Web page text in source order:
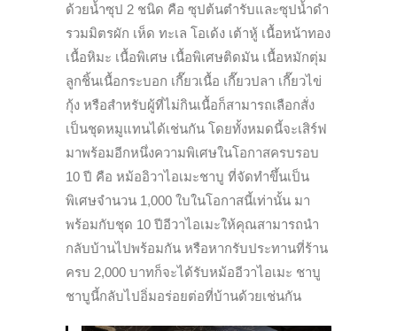
ด้วยน้ำซุป 2 ชนิด คือ ซุปต้นตำรับและซุปน้ำดำ
รวมมิตรผัก เห็ด ทะเล โอเด้ง เต้าหู้ เนื้อหน้าทอง
เนื้อหิมะ เนื้อพิเศษ เนื้อพิเศษติดมัน เนื้อหมักตุ่ม
ลูกชิ้นเนื้อกระบอก เกี๊ยวเนื้อ เกี๊ยวปลา เกี๊ยวไข่
กุ้ง หรือสำหรับผู้ที่ไม่กินเนื้อก็สามารถเลือกสั่ง
เป็นชุดหมูแทนได้เช่นกัน โดยทั้งหมดนี้จะเสิร์ฟ
มาพร้อมอีกหนึ่งความพิเศษในโอกาสครบรอบ
10 ปี คือ หม้ออิวาไอเมะชาบู ที่จัดทำขึ้นเป็น
พิเศษจำนวน 1,000 ใบในโอกาสนี้เท่านั้น มา
พร้อมกับชุด 10 ปีอีวาไอเมะให้คุณสามารถนำ
กลับบ้านไปพร้อมกัน หรือหากรับประทานที่ร้าน
ครบ 2,000 บาทก็จะได้รับหม้ออีวาไอเมะ ชาบู
ชาบูนี้กลับไปอิ่มอร่อยต่อที่บ้านด้วยเช่นกัน